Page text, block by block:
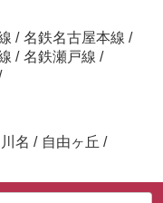
/ 名鉄名古屋本線 /
/ 名鉄瀬戸線 /
川名 / 自由ヶ丘 /